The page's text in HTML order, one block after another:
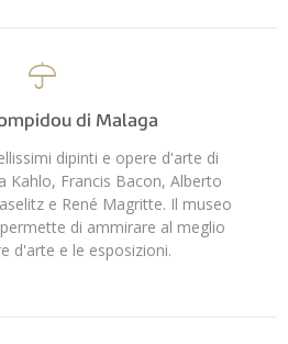
di Malaga
dipinti e opere d'arte di
Kahlo, Francis Bacon, Alberto
e René Magritte. Il museo
di ammirare al meglio
d'arte e le esposizioni.